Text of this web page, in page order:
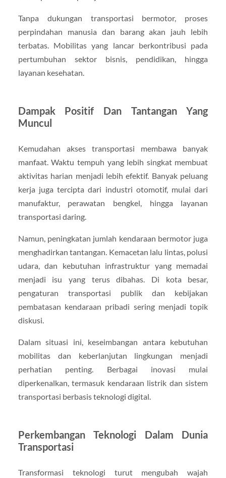
Tanpa dukungan transportasi bermotor, proses
perpindahan manusia dan barang akan jauh lebih
terbatas. Mobilitas yang lancar berkontribusi pada
pertumbuhan sektor bisnis, pendidikan, hingga
layanan kesehatan.
Dampak Positif Dan Tantangan Yang
Muncul
Kemudahan akses transportasi membawa banyak
manfaat. Waktu tempuh yang lebih singkat membuat
aktivitas harian menjadi lebih efektif. Banyak peluang
kerja juga tercipta dari industri otomotif, mulai dari
manufaktur, perawatan bengkel, hingga layanan
transportasi daring.
Namun, peningkatan jumlah kendaraan bermotor juga
menghadirkan tantangan. Kemacetan lalu lintas, polusi
udara, dan kebutuhan infrastruktur yang memadai
menjadi isu yang terus dibahas. Di kota besar,
pengaturan transportasi publik dan kebijakan
pembatasan kendaraan pribadi sering menjadi topik
diskusi.
Dalam situasi ini, keseimbangan antara kebutuhan
mobilitas dan keberlanjutan lingkungan menjadi
perhatian penting. Berbagai inovasi mulai
diperkenalkan, termasuk kendaraan listrik dan sistem
transportasi berbasis teknologi digital.
Perkembangan Teknologi Dalam Dunia
Transportasi
Transformasi teknologi turut mengubah wajah